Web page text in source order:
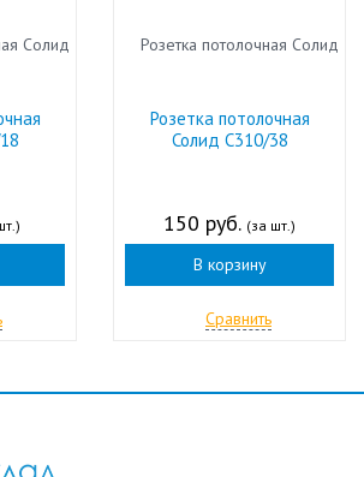
Розетка потолочная
Солид С310/38
150 руб. (за шт.)
В корзину
Сравнить